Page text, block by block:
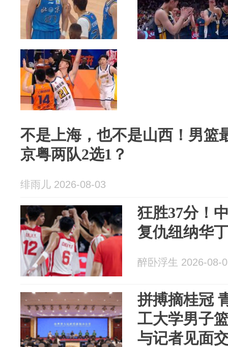
不是上海，也不是山西！男篮
京粤两队2选1？
绯雨儿 2026-08-03
狂胜37分！
复仇纽纳华
醉卧浮生 2026-08-
拼搏摘桂冠
工大学男子
与记者见面